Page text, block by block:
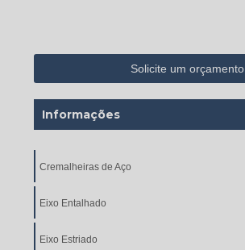
Solicite um orçamento
Informações
Cremalheiras de Aço
Eixo Entalhado
Eixo Estriado